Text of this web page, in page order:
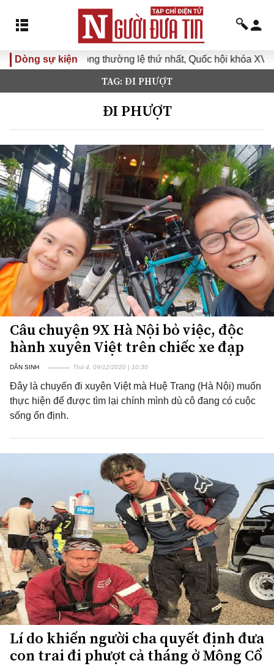
Dòng sự kiện
họp không thường lệ thứ nhất, Quốc hội khóa XVI Đưa
TAG: ĐI PHƯỢT
ĐI PHƯỢT
Câu chuyện 9X Hà Nội bỏ việc, độc
hành xuyên Việt trên chiếc xe đạp
DÂN SINH Thứ 4, 09/12/2020 | 10:30
Đây là chuyến đi xuyên Việt mà Huệ Trang (Hà Nội) muốn
thực hiện để được tìm lại chính mình dù cô đang có cuộc
sống ổn định.
Lí do khiến người cha quyết định đưa
con trai đi phượt cả tháng ở Mông Cổ